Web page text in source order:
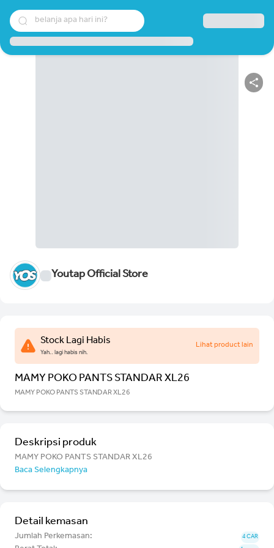
belanja apa hari ini?
Youtap Official Store
Stock Lagi Habis
Yah.. lagi habis nih.
Lihat product lain
MAMY POKO PANTS STANDAR XL26
MAMY POKO PANTS STANDAR XL26
Deskripsi produk
MAMY POKO PANTS STANDAR XL26
Baca Selengkapnya
Detail kemasan
Jumlah Perkemasan: 4 CAR